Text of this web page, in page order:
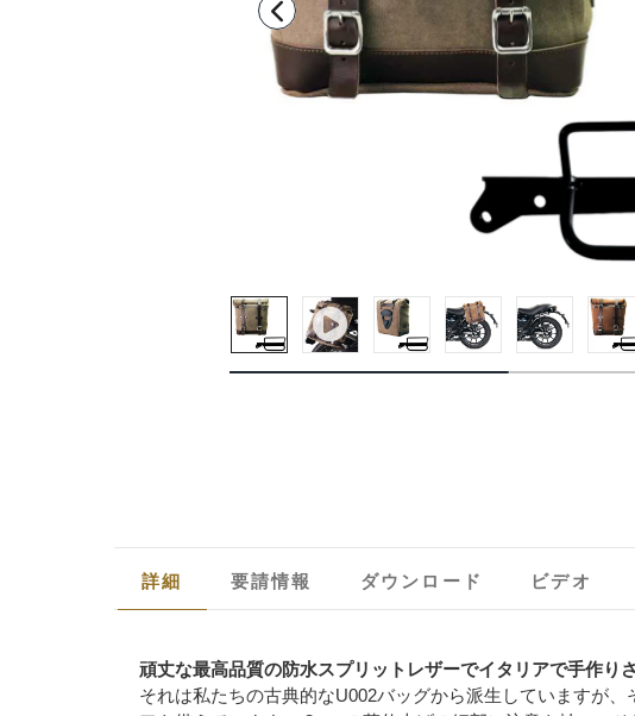
詳細 要請情報 ダウンロード ビデオ
頑丈な最高品質の防水スプリットレザーでイタリアで手作り
それは私たちの古典的なU002バッグから派生していますが